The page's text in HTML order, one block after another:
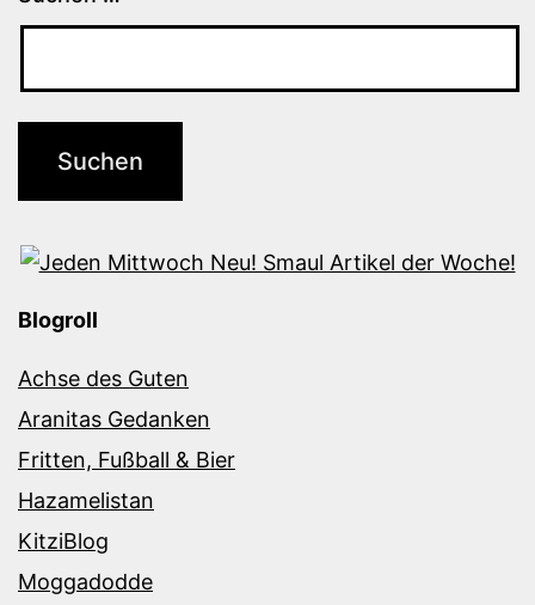
Blogroll
Achse des Guten
Aranitas Gedanken
Fritten, Fußball & Bier
Hazamelistan
KitziBlog
Moggadodde